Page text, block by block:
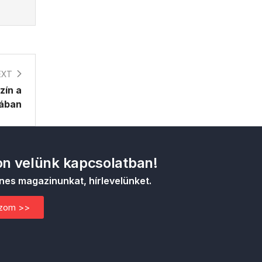
a
velünk kapcsolatban!
magazinunkat, hírlevelünket.
>>